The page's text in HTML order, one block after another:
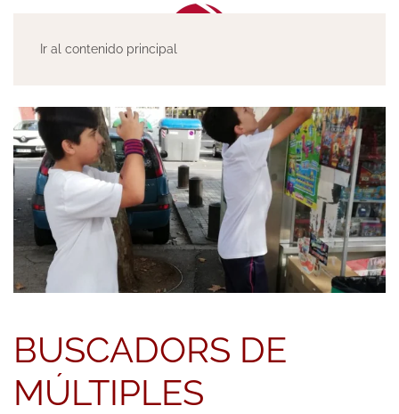
Ir al contenido principal
BUSCADORS DE
MÚLTIPLES